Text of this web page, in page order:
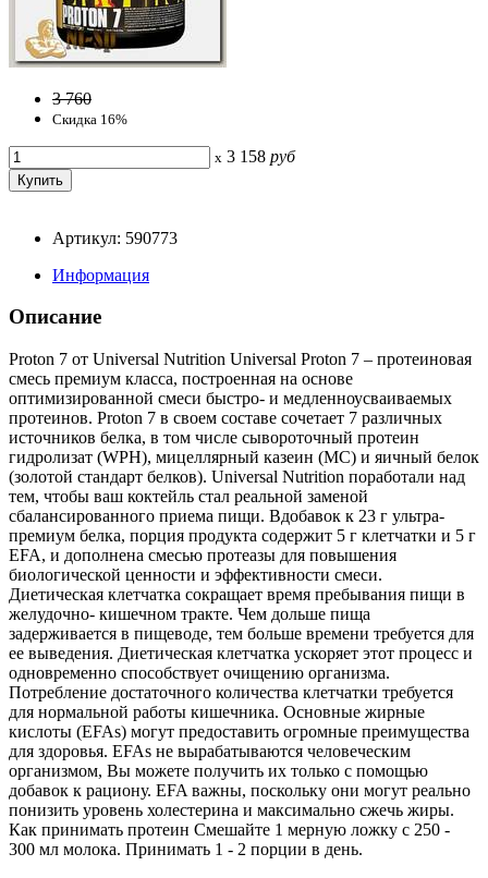
3 760
Скидка 16%
x 3 158 руб
Артикул: 590773
Информация
Описание
Proton 7 от Universal Nutrition Universal Proton 7 – протеиновая
смесь премиум класса, построенная на основе
оптимизированной смеси быстро- и медленноусваиваемых
протеинов. Proton 7 в своем составе сочетает 7 различных
источников белка, в том числе сывороточный протеин
гидролизат (WPH), мицеллярный казеин (MC) и яичный белок
(золотой стандарт белков). Universal Nutrition поработали над
тем, чтобы ваш коктейль стал реальной заменой
сбалансированного приема пищи. Вдобавок к 23 г ультра-
премиум белка, порция продукта содержит 5 г клетчатки и 5 г
EFA, и дополнена смесью протеазы для повышения
биологической ценности и эффективности смеси.
Диетическая клетчатка сокращает время пребывания пищи в
желудочно- кишечном тракте. Чем дольше пища
задерживается в пищеводе, тем больше времени требуется для
ее выведения. Диетическая клетчатка ускоряет этот процесс и
одновременно способствует очищению организма.
Потребление достаточного количества клетчатки требуется
для нормальной работы кишечника. Основные жирные
кислоты (EFAs) могут предоставить огромные преимущества
для здоровья. EFAs не вырабатываются человеческим
организмом, Вы можете получить их только с помощью
добавок к рациону. EFA важны, поскольку они могут реально
понизить уровень холестерина и максимально сжечь жиры.
Как принимать протеин Смешайте 1 мерную ложку с 250 -
300 мл молока. Принимать 1 - 2 порции в день.